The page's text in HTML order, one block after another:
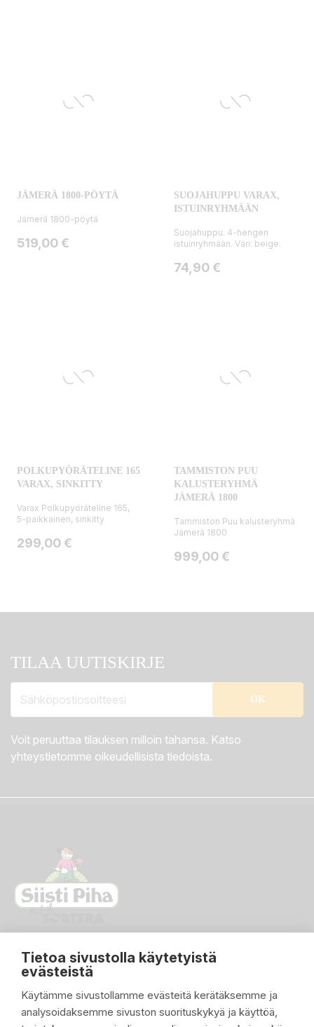
Tietoa sivustolla käytetyistä
evästeistä
Käytämme sivustollamme evästeitä kerätäksemme ja
analysoidaksemme sivuston suorituskykyä ja käyttöä,
JÄMERÄ 1800-PÖYTÄ
Jämerä 1800-pöytä
Hinta
519,00 €
SUOJAHUPPU VARAX,
ISTUINRYHMÄÄN
Suojahuppu. 4-hengen
istuinryhmään. Väri: beige.
Hinta
74,90 €
POLKUPYÖRÄTELINE 165
VARAX, SINKITTY
Varax Polkupyöräteline 165,
5-paikkainen, sinkitty
Hinta
299,00 €
TAMMISTON PUU
KALUSTERYHMÄ
JÄMERÄ 1800
Tammiston Puu kalusteryhmä
Jämerä 1800
Hinta
999,00 €
TILAA UUTISKIRJE
Voit peruuttaa tilauksen milloin tahansa. Katso
yhteystietomme oikeudellisista tiedoista.
PIKALINKIT